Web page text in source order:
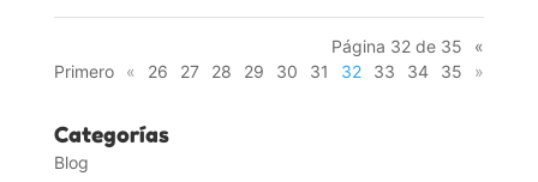
Página 32 de 35
«
Primero
« 26 27 28 29 30 31 32 33 34 35 »
Categorías
Blog